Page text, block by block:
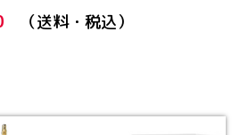
（送料・税込）